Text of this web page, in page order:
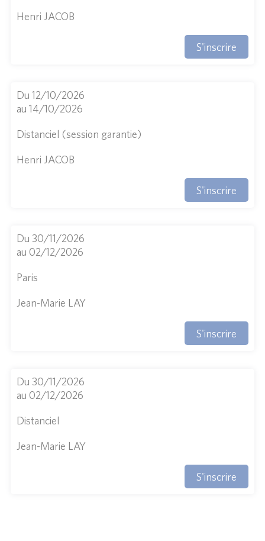
Henri JACOB
S'inscrire
Du 12/10/2026
au 14/10/2026
Distanciel (session garantie)
Henri JACOB
S'inscrire
Du 30/11/2026
au 02/12/2026
Paris
Jean-Marie LAY
S'inscrire
Du 30/11/2026
au 02/12/2026
Distanciel
Jean-Marie LAY
S'inscrire